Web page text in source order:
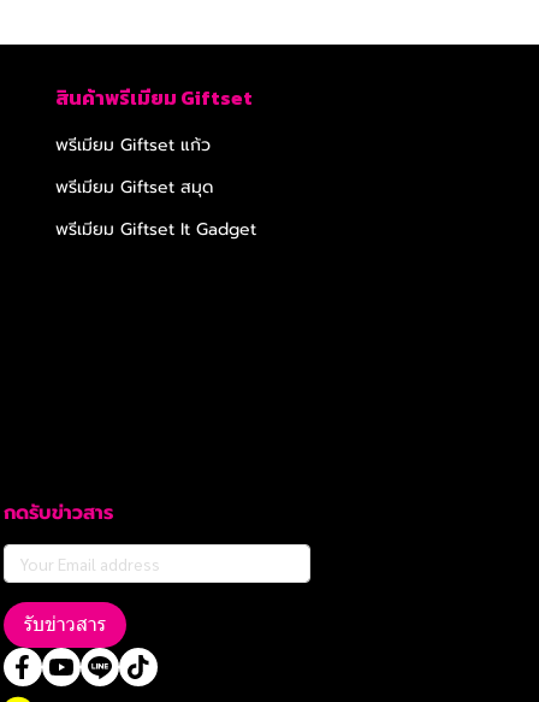
สินค้าพรีเมียม Giftset
พรีเมียม Giftset แก้ว
พรีเมียม Giftset สมุด
พรีเมียม Giftset It Gadget
กดรับข่าวสาร
รับข่าวสาร